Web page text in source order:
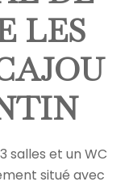
LES
salles et un WC
situé avec